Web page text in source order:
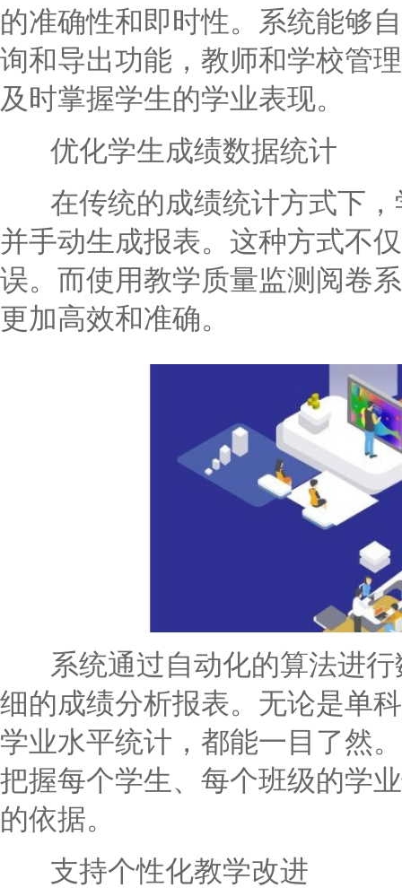
的准确性和即时性。系统能够
询和导出功能，教师和学校管
及时掌握学生的学业表现。
优化学生成绩数据统计
在传统的成绩统计方式下，
并手动生成报表。这种方式不
误。而使用教学质量监测阅卷
更加高效和准确。
系统通过自动化的算法进行
细的成绩分析报表。无论是单
学业水平统计，都能一目了然
把握每个学生、每个班级的学
的依据。
支持个性化教学改进